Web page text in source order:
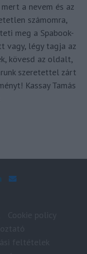
a nevem és az
számomra,
meg a Spabook-
vagy, légy tagja az
kövesd az oldalt,
szeretettel zárt
Kassay Tamás
feltételek